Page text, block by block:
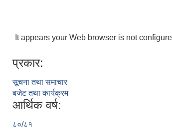
It appears your Web browser is not
प्रकार:
सूचना तथा समाचार
बजेट तथा कार्यक्रम
आर्थिक वर्ष:
८०/८१